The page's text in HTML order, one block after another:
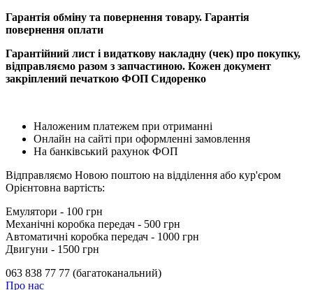
Гарантія обміну та повернення товару. Гарантія
повернення оплати
Гарантійний лист і видаткову накладну (чек) про покупку,
відправляємо разом з запчастиною. Кожен документ
закріплений печаткою ФОП Сидоренко
Наложеним платежем при отриманні
Онлайн на сайті при оформленні замовлення
На банківський рахунок ФОП
Відправляємо Новою поштою на відділення або кур'єром
Орієнтовна вартість:
Емулятори - 100 грн
Механічні коробка передач - 500 грн
Автоматичні коробка передач - 1000 грн
Двигуни - 1500 грн
063 838 77 77 (багатоканальний)
Про нас